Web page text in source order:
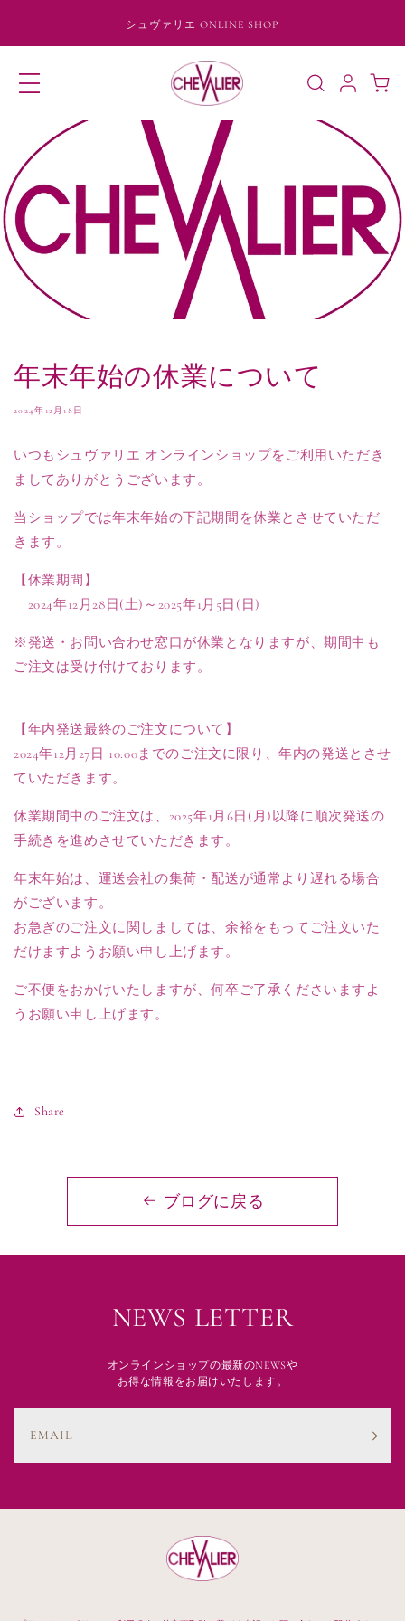
シュヴァリエ ONLINE SHOP
ロ
グ
イ
ー
年末年始の休業について
2024年12月18日
いつもシュヴァリエ オンラインショップをご利用いただき
ましてありがとうございます。
当ショップでは年末年始の下記期間を休業とさせていただ
きます。
【休業期間】
2024年12月28日(土)～2025年1月5日(日)
※発送・お問い合わせ窓口が休業となりますが、期間中も
ご注文は受け付けております。
【年内発送最終のご注文について】
2024年12月27日 10:00までのご注文に限り、年内の発送とさせ
ていただきます。
休業期間中のご注文は、2025年1月6日(月)以降に順次発送の
手続きを進めさせていただきます。
年末年始は、運送会社の集荷・配送が通常より遅れる場合
がございます。
お急ぎのご注文に関しましては、余裕をもってご注文いた
だけますようお願い申し上げます。
ご不便をおかけいたしますが、何卒ご了承くださいますよ
うお願い申し上げます。
Share
ブログに戻る
NEWS LETTER
オンラインショップの最新のNEWSや
お得な情報をお届けいたします。
EMAIL